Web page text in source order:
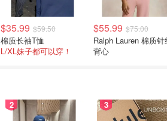
$35.99 $59.50
棉质长袖T恤
L/XL妹子都可以穿！
$55.99 $75.00
Ralph Lauren 棉质针
背心
2 3